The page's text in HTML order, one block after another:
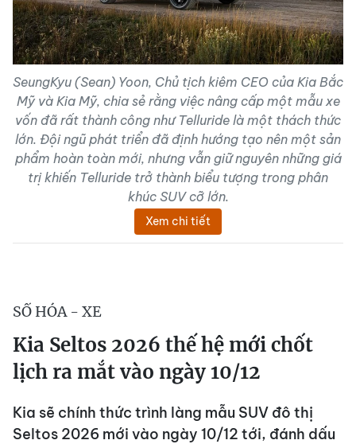
SeungKyu (Sean) Yoon, Chủ tịch kiêm CEO của Kia Bắc
Mỹ và Kia Mỹ, chia sẻ rằng việc nâng cấp một mẫu xe
vốn đã rất thành công như Telluride là một thách thức
lớn. Đội ngũ phát triển đã định hướng tạo nên một sản
phẩm hoàn toàn mới, nhưng vẫn giữ nguyên những giá
trị khiến Telluride trở thành biểu tượng trong phân
khúc SUV cỡ lớn.
Xem chi tiết
SỐ HÓA - XE
Kia Seltos 2026 thế hệ mới chốt
lịch ra mắt vào ngày 10/12
Kia sẽ chính thức trình làng mẫu SUV đô thị
Seltos 2026 mới vào ngày 10/12 tới, đánh dấu